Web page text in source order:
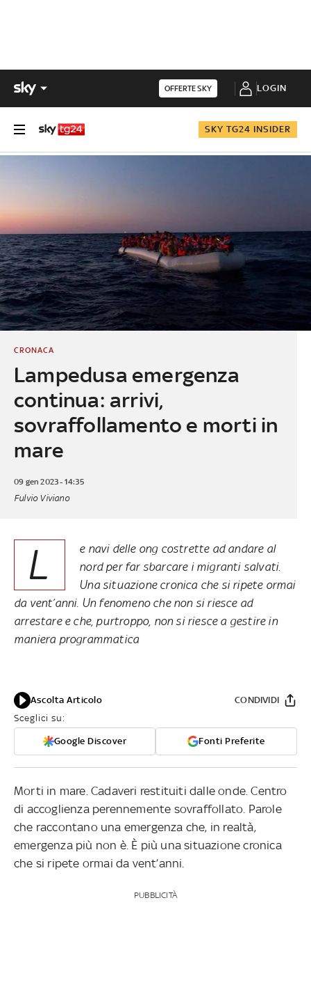
OFFERTE SKY LOGIN
SKY TG24 INSIDER
Lampedusa emergenza
continua: arrivi,
sovraffollamento e morti in
mare
CRONACA
09 gen 2023 - 14:35
Fulvio Viviano
L
e navi delle ong costrette ad andare al
nord per far sbarcare i migranti salvati.
Una situazione cronica che si ripete ormai
da vent’anni. Un fenomeno che non si riesce ad
arrestare e che, purtroppo, non si riesce a gestire in
maniera programmatica
Ascolta Articolo
Sceglici su:
Google Discover Fonti Preferite
CONDIVIDI
Morti in mare. Cadaveri restituiti dalle onde. Centro
di accoglienza perennemente sovraffollato. Parole
che raccontano una emergenza che, in realtà,
emergenza più non è. È più una situazione cronica
che si ripete ormai da vent’anni.
PUBBLICITÀ